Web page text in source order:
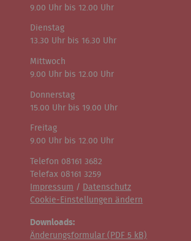
9.00 Uhr bis 12.00 Uhr
Dienstag
13.30 Uhr bis 16.30 Uhr
Mittwoch
9.00 Uhr bis 12.00 Uhr
Donnerstag
15.00 Uhr bis 19.00 Uhr
Freitag
9.00 Uhr bis 12.00 Uhr
Telefon 08161 3682
Telefax 08161 3259
Impressum / Datenschutz
Cookie-Einstellungen ändern
Downloads:
Änderungsformular ( PDF 5 kB)